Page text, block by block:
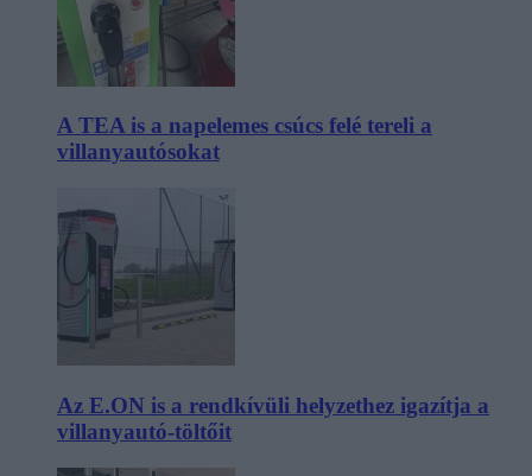
A TEA is a napelemes csúcs felé tereli a
villanyautósokat
Az E.ON is a rendkívüli helyzethez igazítja a
villanyautó-töltőit